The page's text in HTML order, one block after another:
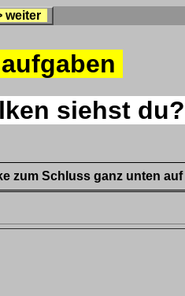
weiter
siehst du?
zum Schluss ganz unten